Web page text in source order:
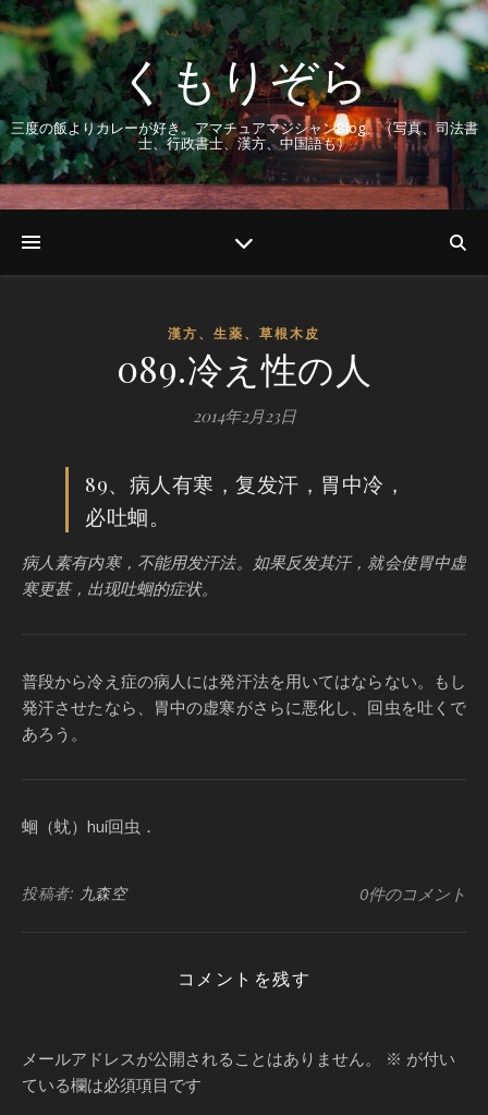
くもりぞら
三度の飯よりカレーが好き。アマチュアマジシャンBlog。（写真、司法書
士、行政書士、漢方、中国語も）
漢方、生薬、草根木皮
089.冷え性の人
2014年2月23日
89、病人有寒，复发汗，胃中冷，
必吐蛔。
病人素有内寒，不能用发汗法。如果反发其汗，就会使胃中虚
寒更甚，出现吐蛔的症状。
普段から冷え症の病人には発汗法を用いてはならない。もし
発汗させたなら、胃中の虚寒がさらに悪化し、回虫を吐くで
あろう。
蛔（蚘）huí回虫．
投稿者: 九森空 0件のコメント
コメントを残す
メールアドレスが公開されることはありません。 ※ が付い
ている欄は必須項目です